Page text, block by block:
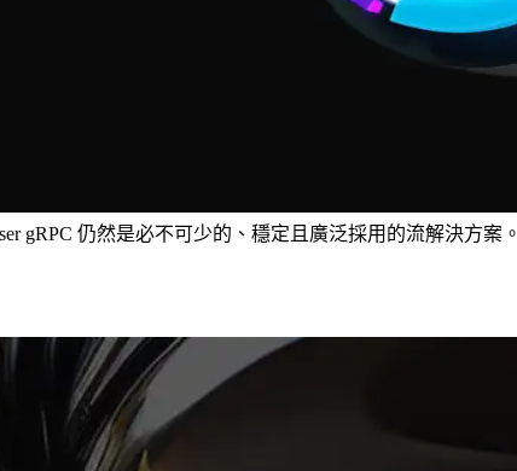
gRPC 仍然是必不可少的、穩定且廣泛採用的流解決方案。